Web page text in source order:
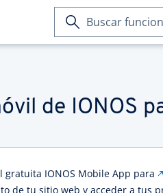
de IONOS
gratuita IONOS Mobile App para
de tu sitio web y acceder a tus